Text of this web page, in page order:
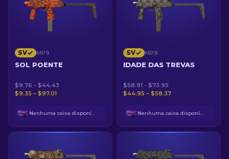
SV MP9
SOL POENTE
$9.76 - $44.43
$9.35 – $97.01
Nenhuma caixa disponível
SV MP9
IDADE DAS TREVAS
$58.91 - $73.95
$44.95 – $58.37
Nenhuma caixa disponível